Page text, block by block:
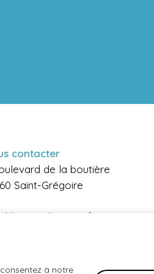
à notre
contacter
de la boutière
Saint-Grégoire
laennec.fr